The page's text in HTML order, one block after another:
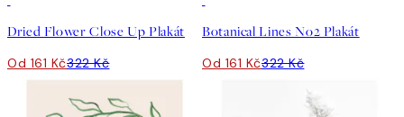
Dried Flower Close Up Plakát
Od 161 Kč322 Kč
Botanical Lines No2 Plakát
Od 161 Kč322 Kč